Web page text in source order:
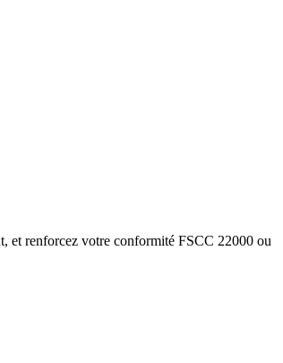
et renforcez votre conformité FSCC 22000 ou